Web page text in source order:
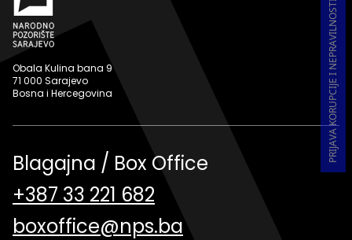
PRIJAVA KORUPCIJE I NEPRAVILNOSTI U RADU
Obala Kulina bana 9
71 000 Sarajevo
Bosna i Hercegovina
Blagajna / Box Office
+387 33 221 682
boxoffice@nps.ba